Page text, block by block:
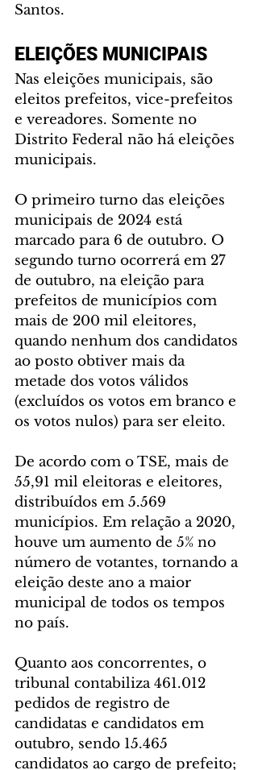
Santos.
ELEIÇÕES MUNICIPAIS
Nas eleições municipais, são
eleitos prefeitos, vice-prefeitos
e vereadores. Somente no
Distrito Federal não há eleições
municipais.
O primeiro turno das eleições
municipais de 2024 está
marcado para 6 de outubro. O
segundo turno ocorrerá em 27
de outubro, na eleição para
prefeitos de municípios com
mais de 200 mil eleitores,
quando nenhum dos candidatos
ao posto obtiver mais da
metade dos votos válidos
(excluídos os votos em branco e
os votos nulos) para ser eleito.
De acordo com o TSE, mais de
55,91 mil eleitoras e eleitores,
distribuídos em 5.569
municípios. Em relação a 2020,
houve um aumento de 5% no
número de votantes, tornando a
eleição deste ano a maior
municipal de todos os tempos
no país.
Quanto aos concorrentes, o
tribunal contabiliza 461.012
pedidos de registro de
candidatas e candidatos em
outubro, sendo 15.465
candidatos ao cargo de prefeito;